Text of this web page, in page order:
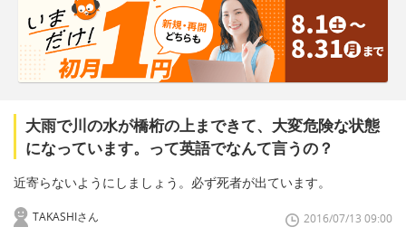
大雨で川の水が橋桁の上まできて、大変危険な状態
になっています。って英語でなんて言うの？
近寄らないようにしましょう。必ず死者が出ています。
TAKASHIさん 2016/07/13 09:00